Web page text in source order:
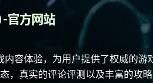
内容体验，为用户提供了权威的游
，真实的评论评测以及丰富的攻